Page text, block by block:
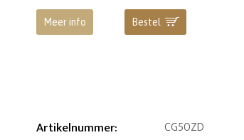
Meer info Bestel
Artikelnummer: CG50ZD